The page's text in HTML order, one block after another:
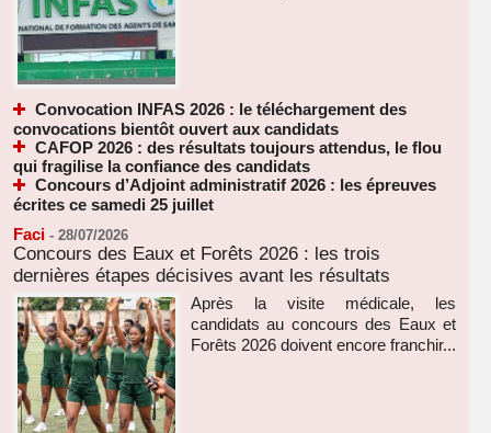
Convocation INFAS 2026 : le téléchargement des
convocations bientôt ouvert aux candidats
CAFOP 2026 : des résultats toujours attendus, le flou
qui fragilise la confiance des candidats
Concours d’Adjoint administratif 2026 : les épreuves
écrites ce samedi 25 juillet
Faci - 28/07/2026
Concours des Eaux et Forêts 2026 : les trois
dernières étapes décisives avant les résultats
Après la visite médicale, les
candidats au concours des Eaux et
Forêts 2026 doivent encore franchir...